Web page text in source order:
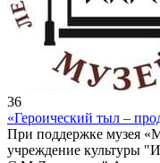
36
«Героический тыл –
При поддержке музея
учреждение культуры